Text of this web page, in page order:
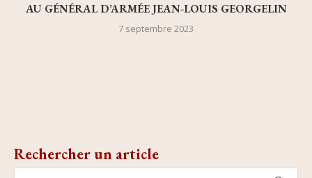
AU GÉNÉRAL D’ARMÉE JEAN-LOUIS GEORGELIN
7 septembre 2023
Rechercher un article